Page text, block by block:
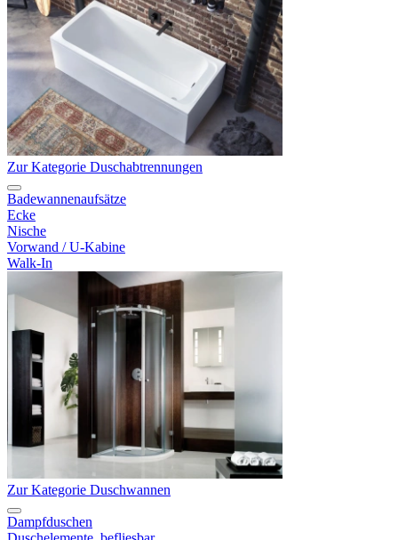
Zur Kategorie Duschabtrennungen
Badewannenaufsätze
Ecke
Nische
Vorwand / U-Kabine
Walk-In
Zur Kategorie Duschwannen
Dampfduschen